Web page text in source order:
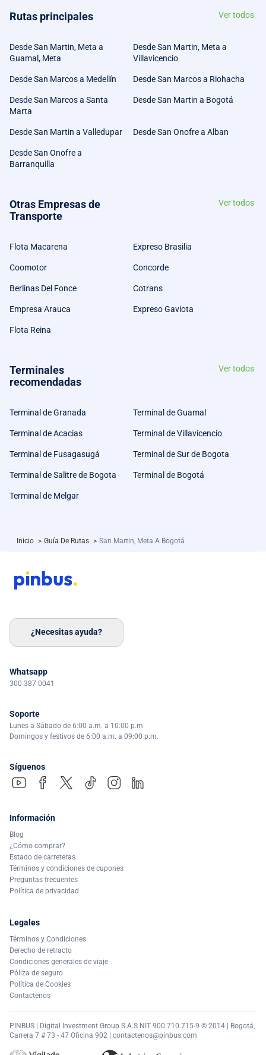
Rutas principales Ver todos
Desde San Martin, Meta a
Guamal, Meta
Desde San Martin, Meta a
Villavicencio
Desde San Marcos a Medellín Desde San Marcos a Riohacha
Desde San Marcos a Santa
Marta
Desde San Martin a Bogotá
Desde San Martin a Valledupar Desde San Onofre a Alban
Desde San Onofre a
Barranquilla
Otras Empresas de
Transporte
Ver todos
Flota Macarena Expreso Brasilia
Coomotor Concorde
Berlinas Del Fonce Cotrans
Empresa Arauca Expreso Gaviota
Flota Reina
Terminales
recomendadas
Ver todos
Terminal de Granada Terminal de Guamal
Terminal de Acacias Terminal de Villavicencio
Terminal de Fusagasugá Terminal de Sur de Bogota
Terminal de Salitre de Bogota Terminal de Bogotá
Terminal de Melgar
Inicio > Guía De Rutas > San Martin, Meta A Bogotá
¿Necesitas ayuda?
Whatsapp
300 387 0041
Soporte
Lunes a Sábado de 6:00 a.m. a 10:00 p.m.
Domingos y festivos de 6:00 a.m. a 09:00 p.m.
Síguenos
Información
Blog
¿Cómo comprar?
Estado de carreteras
Términos y condiciones de cupones
Preguntas frecuentes
Política de privacidad
Legales
Términos y Condiciones
Derecho de retracto
Condiciones generales de viaje
Póliza de seguro
Política de Cookies
Contactenos
PINBUS | Digital Investment Group S.A.S NIT 900.710.715-9 © 2014 | Bogotá,
Carrera 7 # 73 - 47 Oficina 902 | contactenos@pinbus.com